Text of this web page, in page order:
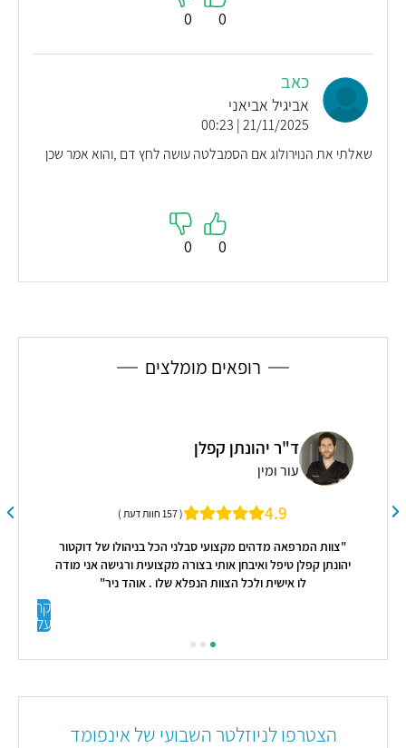
0
0
כאב
אביגיל אביאני
21/11/2025 | 00:23
שאלתי את הנוירולוג אם הסמבלטה עושה לחץ דם ,והוא אמר שכן
0
0
רופאים מומלצים
5
"רופא אם יחס חם והסבר מלא שאפו על התיחסותו"
הצטרפו לניוזלטר השבועי של אינפומד